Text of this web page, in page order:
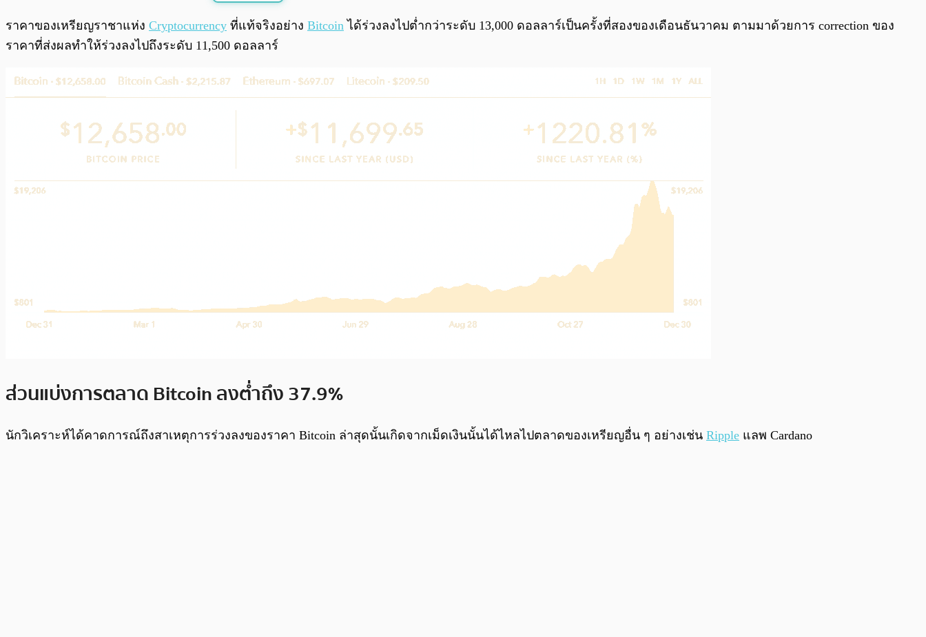
พร้อมเล่น /
ราคาของเหรียญราชาแห่ง Cryptocurrency ที่แท้จริงอย่าง Bitcoin ได้ร่วงลงไปต่ำกว่าระดับ 13,000 ดอลลาร์เป็นครั้งที่สองของเดือนธันวาคม ตามมาด้วยการ correction ของ
ราคาที่ส่งผลทำให้ร่วงลงไปถึงระดับ 11,500 ดอลลาร์
ส่วนแบ่งการตลาด Bitcoin ลงต่ำถึง 37.9%
นักวิเคราะห์ได้คาดการณ์ถึงสาเหตุการร่วงลงของราคา Bitcoin ล่าสุดนั้นเกิดจากเม็ดเงินนั้นได้ไหลไปตลาดของเหรียญอื่น ๆ อย่างเช่น Ripple แลพ Cardano